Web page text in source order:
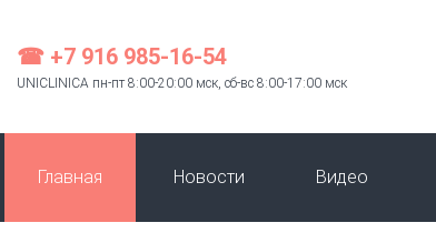
☎ +7 916 985-16-54
UNICLINICA пн-пт 8:00-20:00 мск, сб-вс 8:00-17:00 мск
Главная Новости Видео